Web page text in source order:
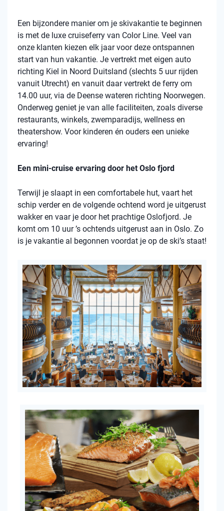
Een bijzondere manier om je skivakantie te beginnen
is met de luxe cruiseferry van Color Line. Veel van
onze klanten kiezen elk jaar voor deze ontspannen
start van hun vakantie. Je vertrekt met eigen auto
richting Kiel in Noord Duitsland (slechts 5 uur rijden
vanuit Utrecht) en vanuit daar vertrekt de ferry om
14.00 uur, via de Deense wateren richting Noorwegen.
Onderweg geniet je van alle faciliteiten, zoals diverse
restaurants, winkels, zwemparadijs, wellness en
theatershow. Voor kinderen én ouders een unieke
ervaring!
Een mini-cruise ervaring door het Oslo fjord
Terwijl je slaapt in een comfortabele hut, vaart het
schip verder en de volgende ochtend word je uitgerust
wakker en vaar je door het prachtige Oslofjord. Je
komt om 10 uur ’s ochtends uitgerust aan in Oslo. Zo
is je vakantie al begonnen voordat je op de ski’s staat!